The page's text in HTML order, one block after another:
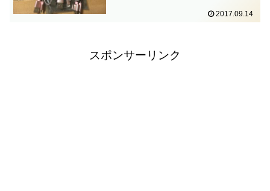
サードパーティのライトニングケーブ
ル。わりと評判の良さそうなものを選ん
2017.09.14
スポンサーリンク